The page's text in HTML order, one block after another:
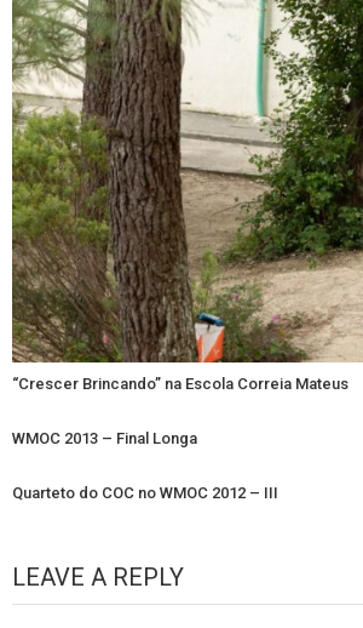
“Crescer Brincando” na Escola Correia Mateus
WMOC 2013 – Final Longa
Quarteto do COC no WMOC 2012 – III
LEAVE A REPLY